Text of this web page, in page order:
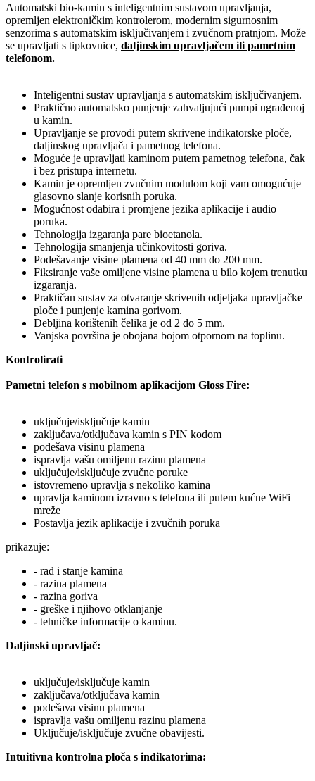
Automatski bio-kamin s inteligentnim sustavom upravljanja,
opremljen elektroničkim kontrolerom, modernim sigurnosnim
senzorima s automatskim isključivanjem i zvučnom pratnjom. Može
se upravljati s tipkovnice, daljinskim upravljačem ili pametnim
telefonom.
Inteligentni sustav upravljanja s automatskim isključivanjem.
Praktično automatsko punjenje zahvaljujući pumpi ugrađenoj
u kamin.
Upravljanje se provodi putem skrivene indikatorske ploče,
daljinskog upravljača i pametnog telefona.
Moguće je upravljati kaminom putem pametnog telefona, čak
i bez pristupa internetu.
Kamin je opremljen zvučnim modulom koji vam omogućuje
glasovno slanje korisnih poruka.
Mogućnost odabira i promjene jezika aplikacije i audio
poruka.
Tehnologija izgaranja pare bioetanola.
Tehnologija smanjenja učinkovitosti goriva.
Podešavanje visine plamena od 40 mm do 200 mm.
Fiksiranje vaše omiljene visine plamena u bilo kojem trenutku
izgaranja.
Praktičan sustav za otvaranje skrivenih odjeljaka upravljačke
ploče i punjenje kamina gorivom.
Debljina korištenih čelika je od 2 do 5 mm.
Vanjska površina je obojana bojom otpornom na toplinu.
Kontrolirati
Pametni telefon s mobilnom aplikacijom Gloss Fire:
uključuje/isključuje kamin
zaključava/otključava kamin s PIN kodom
podešava visinu plamena
ispravlja vašu omiljenu razinu plamena
uključuje/isključuje zvučne poruke
istovremeno upravlja s nekoliko kamina
upravlja kaminom izravno s telefona ili putem kućne WiFi
mreže
Postavlja jezik aplikacije i zvučnih poruka
prikazuje:
- rad i stanje kamina
- razina plamena
- razina goriva
- greške i njihovo otklanjanje
- tehničke informacije o kaminu.
Daljinski upravljač:
uključuje/isključuje kamin
zaključava/otključava kamin
podešava visinu plamena
ispravlja vašu omiljenu razinu plamena
Uključuje/isključuje zvučne obavijesti.
Intuitivna kontrolna ploča s indikatorima: